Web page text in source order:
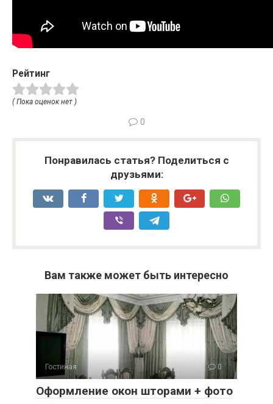
Рейтинг
( Пока оценок нет )
0
Понравилась статья? Поделиться с
друзьями:
Вам также может быть интересно
Гостиная 0
Оформление окон шторами + фото